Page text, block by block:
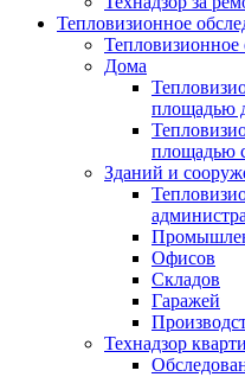
Тепловизионное
Тепловизионное
Дома
площадью
площадью
Зданий и
Офисов
Складов
Гаражей
Технадзор